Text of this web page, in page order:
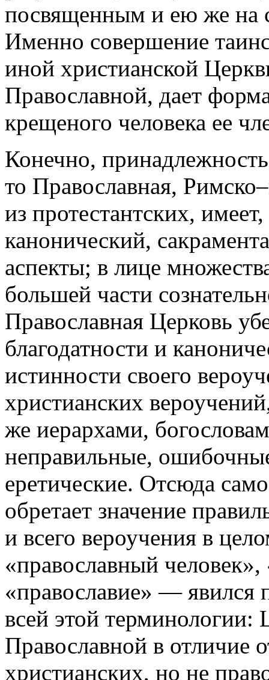
посвященным и ею же на
Именно совершение
иной христианской
Православной, дает
крещеного человека ее
Конечно,
то Православная,
из протестантских,
канонический,
аспекты; в лице
большей части
Православная Церковь
благодатности и
истинности своего
христианских
же иерархами,
неправильные,
еретические. Отсюда
обретает значение
и всего вероучения в
«православный человек»,
«православие» — явился
всей этой терминологии:
Православной в отличие
христианских, но не